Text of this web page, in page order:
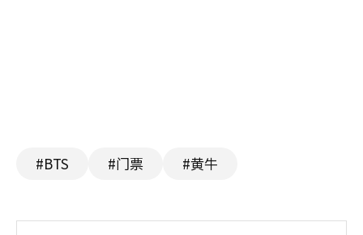
#BTS #门票 #黄牛